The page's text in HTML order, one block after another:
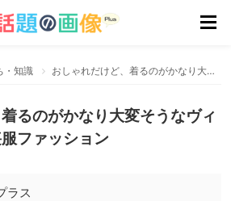
・知識 おしゃれだけど、着るのがかなり大変そうなヴィクトリア時代の喪服ファッション
るのがかなり大変そうなヴィ
ファッション
ラス